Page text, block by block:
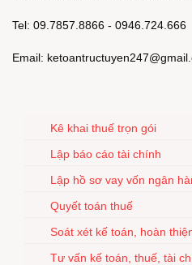
Tel: 09.7857.8866 - 0946.724.666
Email:
Kê khai thuế trọn gói
Lập báo cáo tài chính
Lập hồ sơ vay vốn ngân
Quyết toán thuế
Soát xét kế toán, hoàn
Tư vấn kế toán, thuế, tài